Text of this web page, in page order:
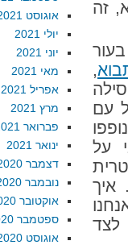
זה
,
עם
על
איך
לצד
אוגוסט 2021
יולי 2021
יוני 2021
מאי 2021
אפריל 2021
מרץ 2021
פברואר 2021
ינואר 2021
דצמבר 2020
נובמבר 2020
אוקטובר 2020
ספטמבר 2020
אוגוסט 2020